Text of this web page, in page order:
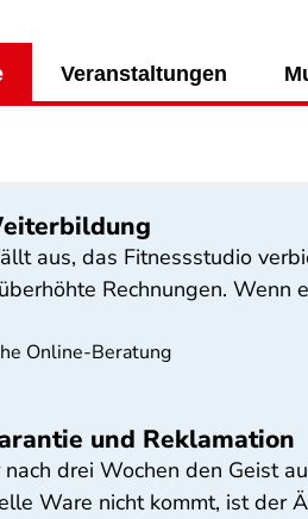
Veranstaltungen
aus, das Fitnessstudio
Rechnungen.
Online-Beratung
und Reklamation
drei Wochen den Geist
Ware nicht kommt, ist der